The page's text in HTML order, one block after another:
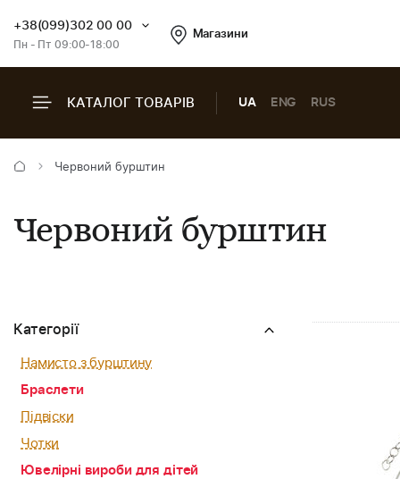
+38(099)302 00 00
Пн - Пт 09:00-18:00
Магазини
КАТАЛОГ ТОВАРІВ UA ENG RUS
Червоний бурштин
Червоний бурштин
Категорії
Намисто з бурштину
Браслети
Підвіски
Чотки
Ювелірні вироби для дітей